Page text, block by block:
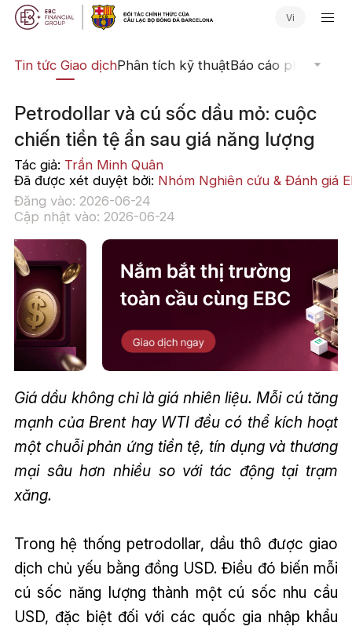
Vi
Tin tức Giao dịchPhân tích kỹ thuậtBáo cáo phân tích
Petrodollar và cú sốc dầu mỏ: cuộc
chiến tiền tệ ẩn sau giá năng lượng
Tác giả: Trần Minh Quân
Đã được xét duyệt bởi: Nhóm Nghiên cứu & Đánh giá
Đăng vào: 2026-06-24
Cập nhật vào: 2026-06-24
Giá dầu không chỉ là giá nhiên liệu. Mỗi cú tăng
mạnh của Brent hay WTI đều có thể kích hoạt
một chuỗi phản ứng tiền tệ, tín dụng và thương
mại sâu hơn nhiều so với tác động tại trạm
xăng.
Trong hệ thống petrodollar, dầu thô được giao
dịch chủ yếu bằng đồng USD. Điều đó biến mỗi
cú sốc năng lượng thành một cú sốc nhu cầu
USD, đặc biệt đối với các quốc gia nhập khẩu